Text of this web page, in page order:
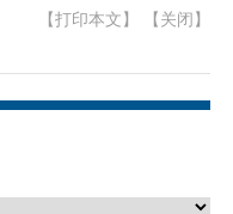
【打印本文】 【关闭】